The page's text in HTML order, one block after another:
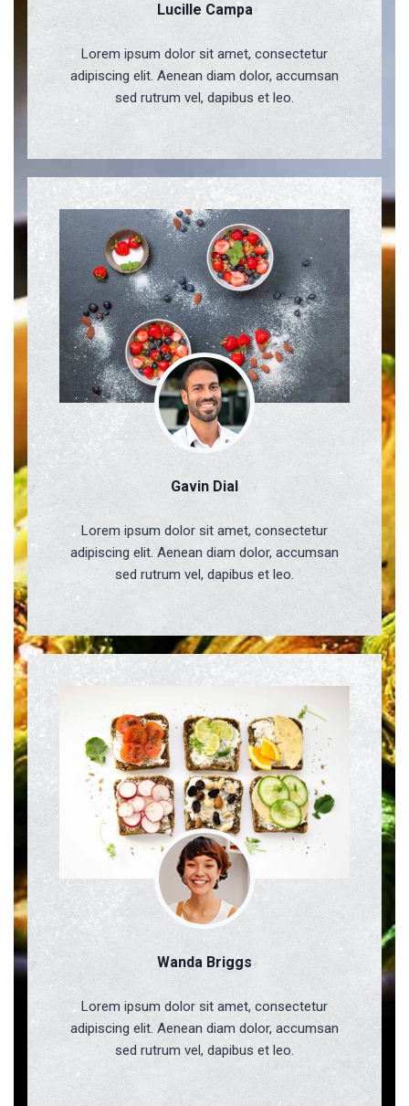
Lucille Campa
Lorem ipsum dolor sit amet, consectetur
adipiscing elit. Aenean diam dolor, accumsan
sed rutrum vel, dapibus et leo.
Gavin Dial
Lorem ipsum dolor sit amet, consectetur
adipiscing elit. Aenean diam dolor, accumsan
sed rutrum vel, dapibus et leo.
Wanda Briggs
Lorem ipsum dolor sit amet, consectetur
adipiscing elit. Aenean diam dolor, accumsan
sed rutrum vel, dapibus et leo.